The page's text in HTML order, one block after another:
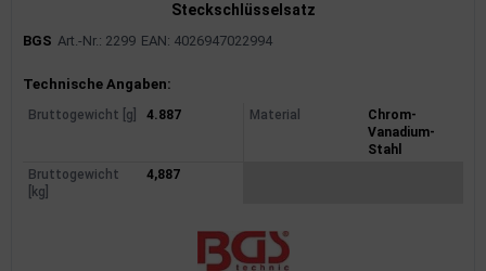
Steckschlüsselsatz
BGS Art.-Nr.: 2299 EAN: 4026947022994
Produktinformationen
Technische Angaben:
Bruttogewicht [g] 4.887 Material
Chrom-
Vanadium-
Stahl
Bruttogewicht
[kg]
4,887